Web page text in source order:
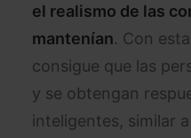
el realismo de las
mantenían. Con
consigue que las
y se obtengan
inteligentes, similar